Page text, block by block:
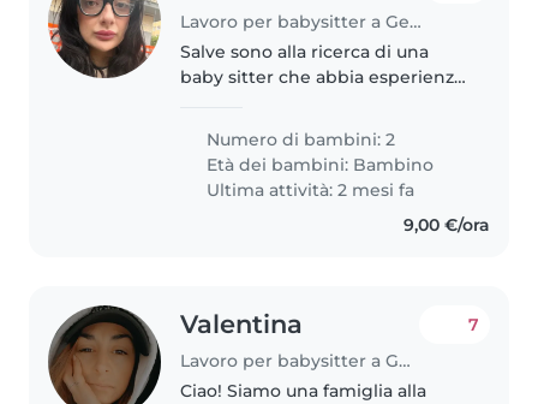
Lavoro per babysitter a Genova
Salve sono alla ricerca di una
baby sitter che abbia esperienza
Numero di bambini: 2
Età dei bambini: Bambino
Ultima attività: 2 mesi fa
9,00 €/ora
Valentina
Lavoro per babysitter a Genova
7
Ciao! Siamo una famiglia alla